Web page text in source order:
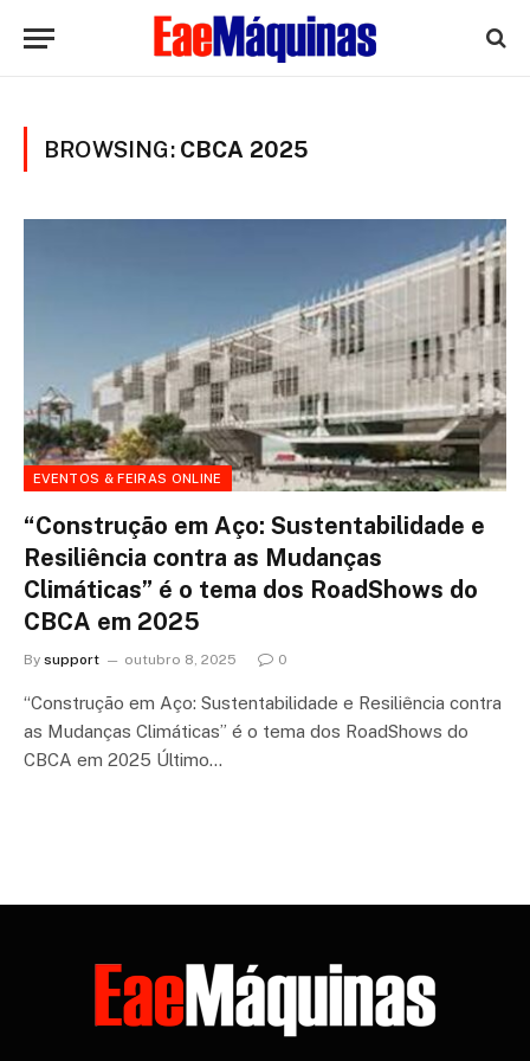
BROWSING: CBCA 2025
EVENTOS & FEIRAS ONLINE
“Construção em Aço: Sustentabilidade e
Resiliência contra as Mudanças
Climáticas” é o tema dos RoadShows do
CBCA em 2025
By support outubro 8, 2025 0
“Construção em Aço: Sustentabilidade e Resiliência contra
as Mudanças Climáticas” é o tema dos RoadShows do
CBCA em 2025 Último…